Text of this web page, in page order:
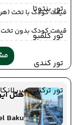
تور بنتوتا
تور کلمبو
تور کندی
تور ترکیبی سریلانکا
قیمت کودک با تخت (هر
قیمت کودک بدون تخت
هتل
Baku